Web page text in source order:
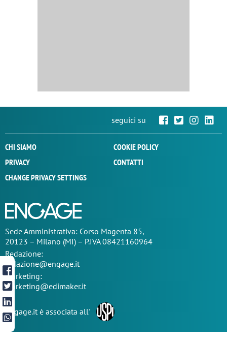
seguici su
CHI SIAMO
COOKIE POLICY
PRIVACY
CONTATTI
CHANGE PRIVACY SETTINGS
SedeAmministrativa: Corso Magenta 85,
20123 – Milano (MI) – P.IVA 08421160964
Redazione:
redazione@engage.it
Marketing:
marketing@edimaker.it
Engage.it è associata all'